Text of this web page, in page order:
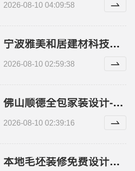
2026-08-10 04:09:58
宁波雅美和居建材科技有限公司——匠心施工家装施工对接渠道
2026-08-10 02:59:38
佛山顺德全包家装设计-雅居美家
2026-08-10 02:39:16
本地毛坯装修免费设计环保，浙江臻美新型建材有限公司